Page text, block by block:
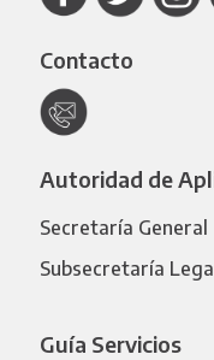
Contacto
Autoridad de
Secretaría General
Subsecretaría
Guía Servicios